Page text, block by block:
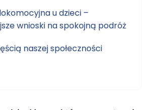
u dzieci –
wnioski na spokojną podróż
naszej społeczności